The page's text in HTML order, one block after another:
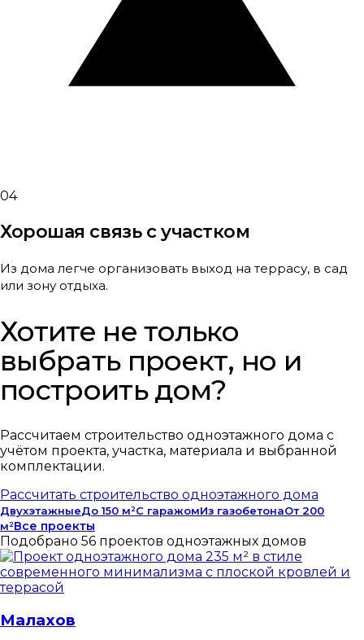
04
Хорошая связь с участком
Из дома легче организовать выход на террасу, в сад
или зону отдыха.
Хотите не только
выбрать проект, но и
построить дом?
Рассчитаем строительство одноэтажного дома с
учётом проекта, участка, материала и выбранной
комплектации.
Рассчитать строительство одноэтажного дома
ДвухэтажныеДо 150 м²С гаражомИз газобетонаОт 200
м²Все проекты
Подобрано 56 проектов одноэтажных домов
Малахов